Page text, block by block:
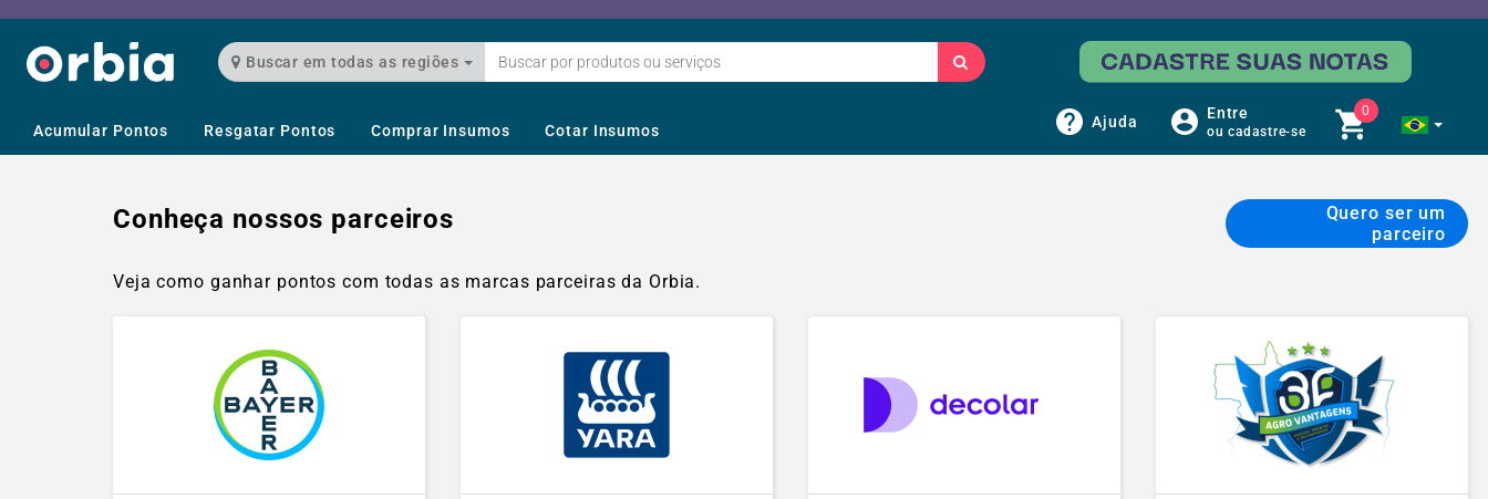
Buscar em todas as regiões
Acumular Pontos Resgatar Pontos Comprar Insumos Cotar Insumos Ajuda Entre
ou cadastre-se
0
Conheça nossos parceiros
Quero ser um
parceiro
Veja como ganhar pontos com todas as marcas parceiras da Orbia.